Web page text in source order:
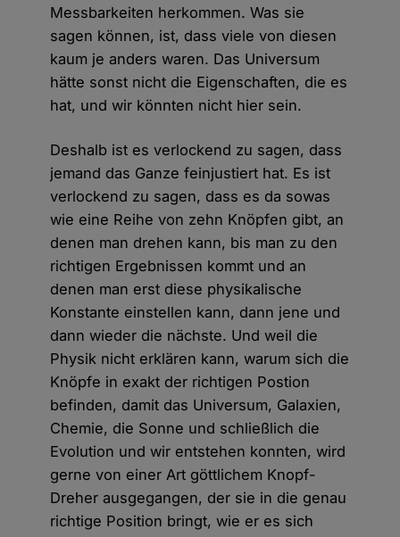
Messbarkeiten herkommen. Was sie
sagen können, ist, dass viele von diesen
kaum je anders waren. Das Universum
hätte sonst nicht die Eigenschaften, die es
hat, und wir könnten nicht hier sein.
Deshalb ist es verlockend zu sagen, dass
jemand das Ganze feinjustiert hat. Es ist
verlockend zu sagen, dass es da sowas
wie eine Reihe von zehn Knöpfen gibt, an
denen man drehen kann, bis man zu den
richtigen Ergebnissen kommt und an
denen man erst diese physikalische
Konstante einstellen kann, dann jene und
dann wieder die nächste. Und weil die
Physik nicht erklären kann, warum sich die
Knöpfe in exakt der richtigen Postion
befinden, damit das Universum, Galaxien,
Chemie, die Sonne und schließlich die
Evolution und wir entstehen konnten, wird
gerne von einer Art göttlichem Knopf-
Dreher ausgegangen, der sie in die genau
richtige Position bringt, wie er es sich